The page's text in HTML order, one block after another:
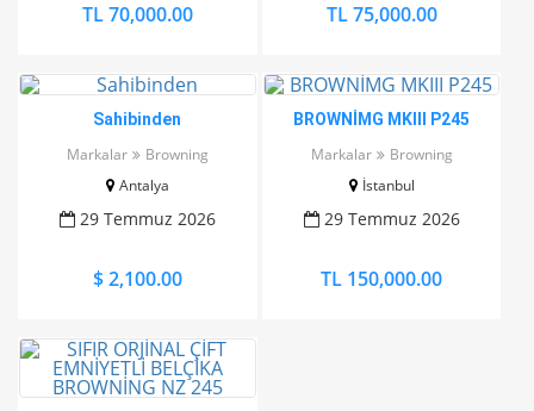
TL 70,000.00 TL 75,000.00
Sahibinden
Markalar
Browning
Antalya
29 Temmuz 2026
$ 2,100.00
BROWNİMG MKIII P245
Markalar
Browning
İstanbul
29 Temmuz 2026
TL 150,000.00